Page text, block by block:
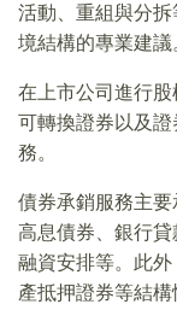
活動、重組與分
境結構的專業建議
在上市公司進行股
可轉換證券以及
務。
債券承銷服務主
高息債券、銀行
融資安排等。此
產抵押證券等結構